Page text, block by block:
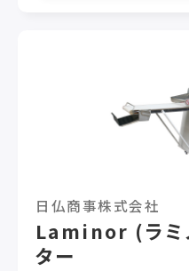
ための機械です。充填
種類のモールドに対応可能です。
コンベア モールドに
泡(エアー抜き)をする
製品を作るための工程です。 ・シェル・
グ・マシン シェル・チ
ェル(カラ)を作ります。
日仏商事株式会社
Laminor (ラミ
ター